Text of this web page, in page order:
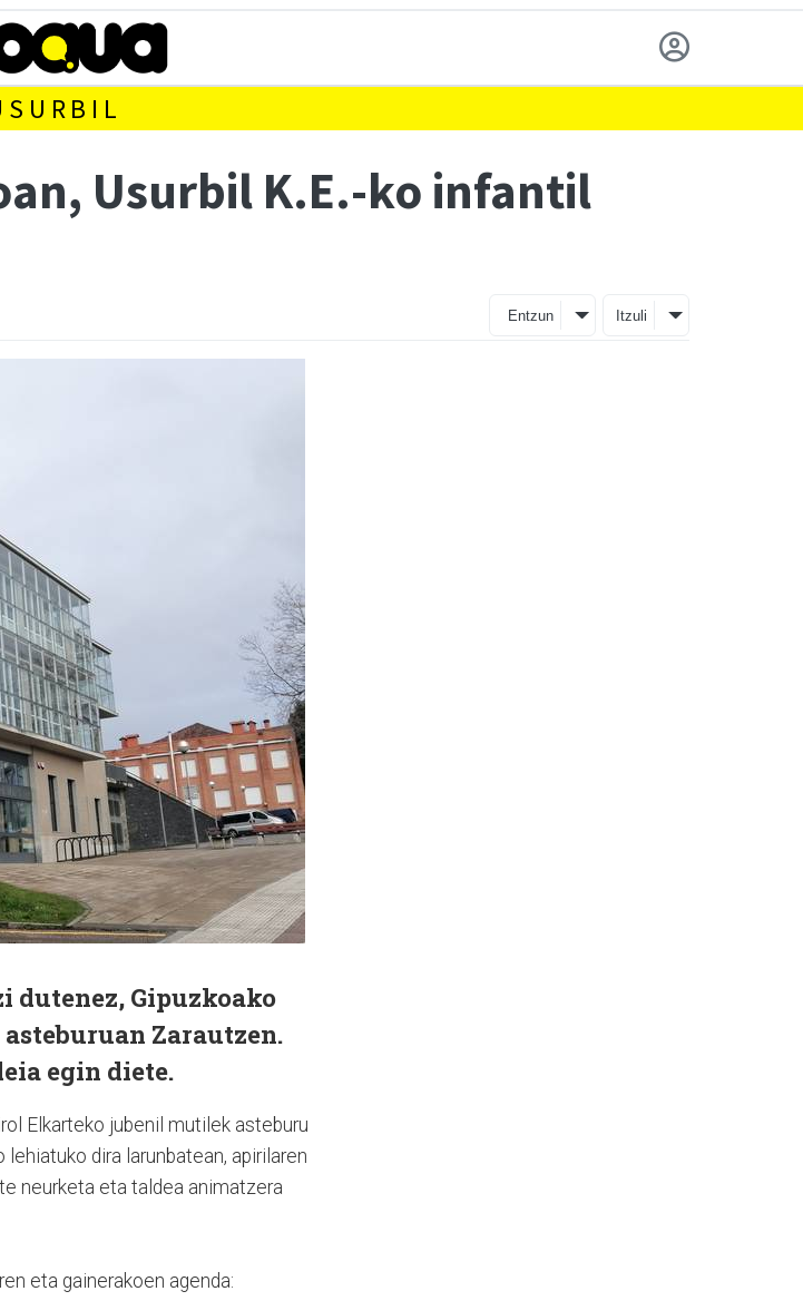
Usurbil K.E.-ko infantil
Entzun Itzuli
Gipuzkoako
Zarautzen.
egin diete.
Elkarteko jubenil mutilek asteburu
dira larunbatean, apirilaren
neurketa eta taldea animatzera
eta gainerakoen agenda: